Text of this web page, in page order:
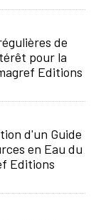
de
pour la
Editions
d'un Guide
en Eau du
Editions